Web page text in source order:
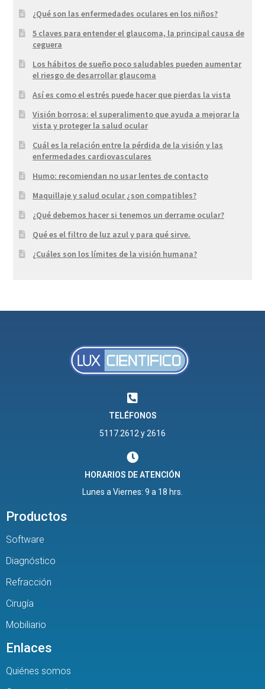
¿Qué son las enfermedades oculares en los niños?
5 claves para entender el glaucoma, la principal causa de
ceguera
Los hábitos de sueño poco saludables pueden aumentar
el riesgo de desarrollar glaucoma
Así es como el estrés puede hacer que pierdas la vista
Visión borrosa: el superalimento que ayuda a mejorar la
vista y proteger la salud ocular
Cuál es la relación entre la pérdida de la visión y las
enfermedades cardiovasculares
Humo: recomiendan no usar lentes de contacto
Maquillaje y salud ocular ¿son compatibles?
¿Qué debemos hacer si tenemos un derrame ocular?
Qué es el filtro de luz azul y para qué sirve.
¿Cuáles son los límites de la visión humana?
TELÉFONOS
5117.2612 y 2616
HORARIOS DE ATENCIÓN
Lunes a Viernes: 9 a 18 hrs.
Productos
Software
Diagnóstico
Refracción
Cirugía
Mobiliario
Enlaces
Quiénes somos